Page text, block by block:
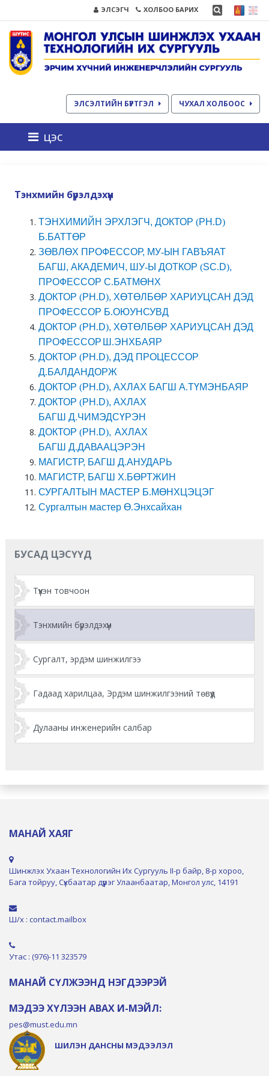
ЭЛСЭГЧ ХОЛБОО БАРИХ
ЭЛСЭЛТИЙН БҮРТГЭЛ ЧУХАЛ ХОЛБООС
цэс
Тэнхмийн бүрэлдэхүүн
ТЭНХИМИЙН ЭРХЛЭГЧ, ДОКТОР (PH .D)
Б.БАТТӨР
ЗӨВЛӨХ ПРОФЕССОР, МУ-ЫН ГАВЪЯАТ
БАГШ, АКАДЕМИЧ, ШУ-Ы ДОТКОР (SC.D),
ПРОФЕССОР С.БАТМӨНХ
ДОКТОР (PH .D), ХӨТӨЛБӨР ХАРИУЦСАН ДЭД
ПРОФЕССОР Б.ОЮУНСУВД
ДОКТОР (PH .D), ХӨТӨЛБӨР ХАРИУЦСАН ДЭД
ПРОФЕССОР Ш .ЭНХБАЯР
ДОКТОР (PH .D), ДЭД ПРОЦЕССОР
Д.БАЛДАНДОРЖ
ДОКТОР (PH .D), АХЛАХ БАГШ А.ТҮМЭНБАЯР
ДОКТОР (PH .D), АХЛАХ
БАГШ Д.ЧИМЭДСҮРЭН
ДОКТОР (PH .D), АХЛАХ
БАГШ Д.ДАВААЦЭРЭН
МАГИСТР, БАГШ Д.АНУДАРЬ
МАГИСТР, БАГШ Х.БӨРТЖИН
СУРГАЛТЫН МАСТЕР Б.МӨНХЦЭЦЭГ
Сургалтын мастер Ө.Энхсайхан
БУСАД ЦЭСҮҮД
Түүхэн товчоон
Тэнхмийн бүрэлдэхүүн
Сургалт, эрдэм шинжилгээ
Гадаад харилцаа, Эрдэм шинжилгээний төвүүд
Дулааны инженерийн салбар
МАНАЙ ХАЯГ
Шинжлэх Ухаан Технологийн Их Сургууль II-р байр, 8-р хороо,
Бага тойруу, Сүхбаатар дүүрэг Улаанбаатар, Монгол улс, 14191
Ш/х : contact.mailbox
Утас : (976)-11 323579
МАНАЙ СҮЛЖЭЭНД НЭГДЭЭРЭЙ
МЭДЭЭ ХҮЛЭЭН АВАХ И-МЭЙЛ:
pes@must.edu.mn
ШИЛЭН ДАНСНЫ МЭДЭЭЛЭЛ